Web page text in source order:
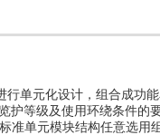
行单元化设计，组合成功
护等级及使用环绕条件的
准单元模块结构任意选用